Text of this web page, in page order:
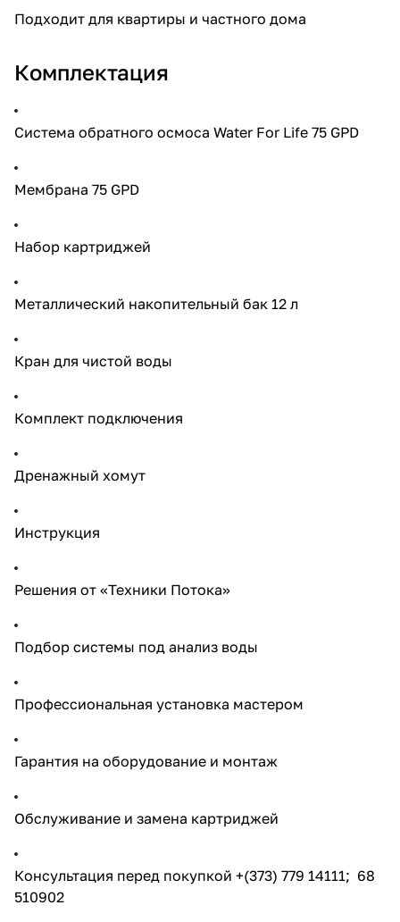
Подходит для квартиры и частного дома
Комплектация
Система обратного осмоса Water For Life 75 GPD
Мембрана 75 GPD
Набор картриджей
Металлический накопительный бак 12 л
Кран для чистой воды
Комплект подключения
Дренажный хомут
Инструкция
Решения от «Техники Потока»
Подбор системы под анализ воды
Профессиональная установка мастером
Гарантия на оборудование и монтаж
Обслуживание и замена картриджей
Консультация перед покупкой +(373) 779 14111; 68
510902